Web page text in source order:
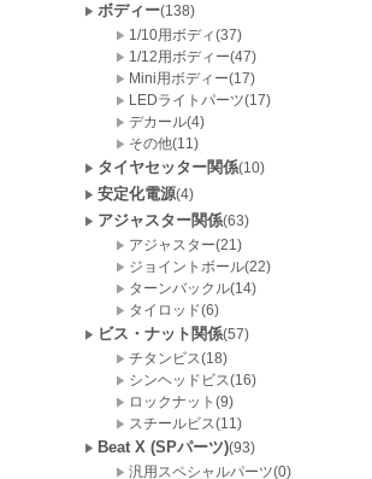
ボディー(138)
1/10用ボディ(37)
1/12用ボディー(47)
Mini用ボディー(17)
LEDライトパーツ(17)
デカール(4)
その他(11)
タイヤセッター関係(10)
安定化電源(4)
アジャスター関係(63)
アジャスター(21)
ジョイントボール(22)
ターンバックル(14)
タイロッド(6)
ビス・ナット関係(57)
チタンビス(18)
シンヘッドビス(16)
ロックナット(9)
スチールビス(11)
Beat X (SPパーツ)(93)
汎用スペシャルパーツ(0)